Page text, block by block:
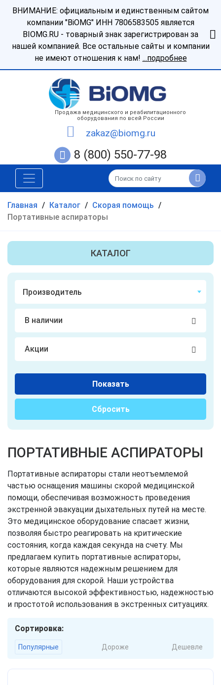
ВНИМАНИЕ: официальным и единственным сайтом
компании "BiOMG" ИНН 7806583505 является
BIOMG.RU - товарный знак зарегистрирован за
нашей компанией. Все остальные сайты и компании
не имеют отношения к нам! ...подробнее
Продажа медицинского и реабилитационного
оборудования по всей России
zakaz@biomg.ru
8 (800) 550-77-98
Главная / Каталог / Скорая помощь /
Портативные аспираторы
КАТАЛОГ
В наличии
Акции
Показать
Сбросить
ПОРТАТИВНЫЕ АСПИРАТОРЫ
Портативные аспираторы стали неотъемлемой
частью оснащения машины скорой медицинской
помощи, обеспечивая возможность проведения
экстренной эвакуации дыхательных путей на месте.
Это медицинское оборудование спасает жизни,
позволяя быстро реагировать на критические
состояния, когда каждая секунда на счету. Мы
предлагаем купить портативные аспираторы,
которые являются надежным решением для
оборудования для скорой. Наши устройства
отличаются высокой эффективностью, надежностью
и простотой использования в экстренных ситуациях.
Сортировка:
Популярные Дороже Дешевле